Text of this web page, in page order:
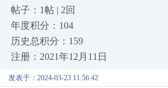
帖子：1帖 | 2回
年度积分：104
历史总积分：159
注册：2021年12月11日
发表于：2024-03-23 11:56:42